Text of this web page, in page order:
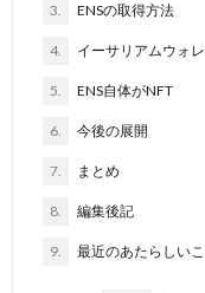
3. ENSの取得方法
4. イーサリアムウォ
5. ENS自体がNFT
6. 今後の展開
7. まとめ
8. 編集後記
9. 最近のあたらしいこ